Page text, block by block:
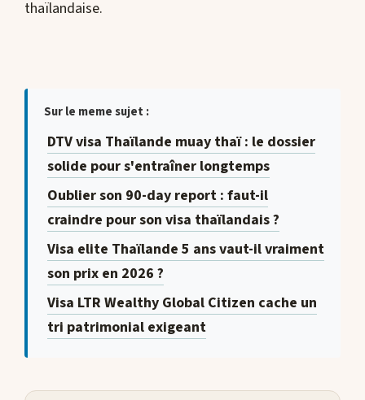
thaïlandaise.
Sur le meme sujet :
DTV visa Thaïlande muay thaï : le dossier
solide pour s'entraîner longtemps
Oublier son 90-day report : faut-il
craindre pour son visa thaïlandais ?
Visa elite Thaïlande 5 ans vaut-il vraiment
son prix en 2026 ?
Visa LTR Wealthy Global Citizen cache un
tri patrimonial exigeant